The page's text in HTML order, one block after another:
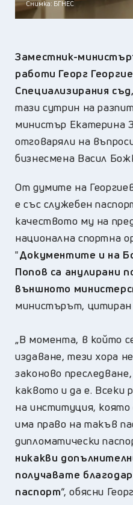
Снимка: БГНЕС
Заместник-
работи Георг
Специализирания съд,
тази сутрин на
министър Екатерина
отговаряли на
бизнесмена Васил
От думите на
е със служебен
качеството му на
национална спортна
"Документите и на
Попов са анулирани
външното
министърът,
„В момента, в който
издаване, тези хора
законово
каквото и да е. Всеки
на институция, която
има право на такъв
дипломатически
никакви
получавате
паспорт“, обясни